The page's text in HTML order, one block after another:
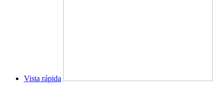
Vista rápida